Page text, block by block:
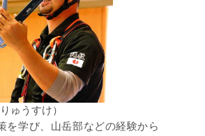
ゅうすけ）
を学び、山岳部などの経験から